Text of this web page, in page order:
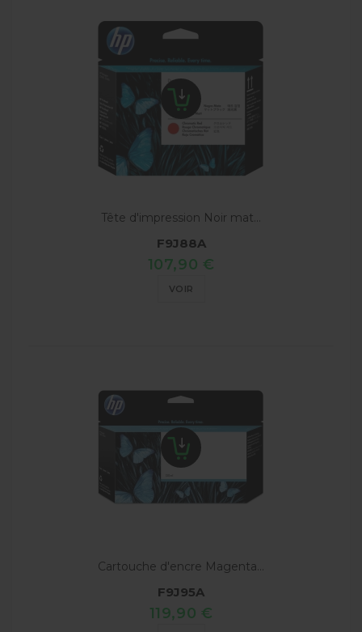
Tête d'impression Noir mat...
F9J88A
107,90 €
VOIR
Cartouche d'encre Magenta...
F9J95A
119,90 €